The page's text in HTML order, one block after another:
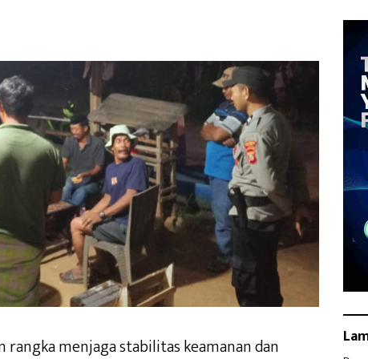
rangka menjaga stabilitas keamanan dan